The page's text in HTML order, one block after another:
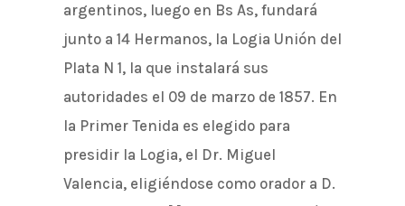
argentinos, luego en Bs As, fundará
junto a 14 Hermanos, la Logia Unión del
Plata N 1, la que instalará sus
autoridades el 09 de marzo de 1857. En
la Primer Tenida es elegido para
presidir la Logia, el Dr. Miguel
Valencia, eligiéndose como orador a D.